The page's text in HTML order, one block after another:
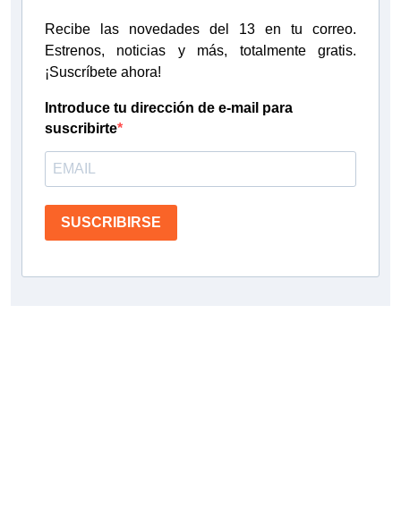
Recibe las novedades del 13 en tu correo.
Estrenos, noticias y más, totalmente gratis.
¡Suscríbete ahora!
Introduce tu dirección de e-mail para
suscribirte
SUSCRIBIRSE